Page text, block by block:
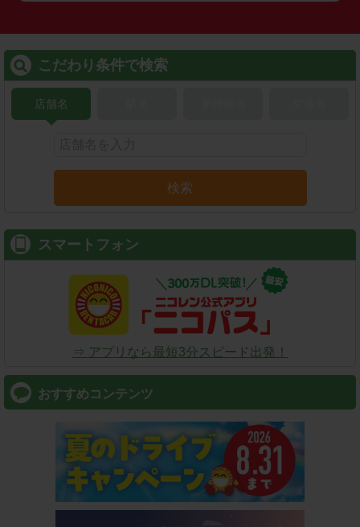
こだわり条件で検索
店舗名
検索
スマートフォン
⇒ アプリなら最短3分スピード出発！
おすすめコンテンツ